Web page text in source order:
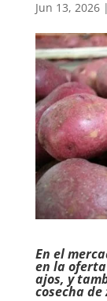
Jun 13, 2026|
En el
en la
ajos, y
cosecha